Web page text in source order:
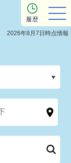
2026年8月7日時点情報
履歴